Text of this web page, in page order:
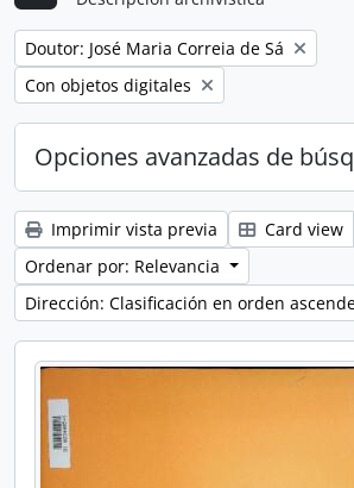
Remove filter:
Doutor: José Maria Correia de Sá
Remove filter:
Con objetos digitales
Opciones avanzadas de
Imprimir vista previa Card view
Ordenar por: Relevancia
Dirección: Clasificación en orden